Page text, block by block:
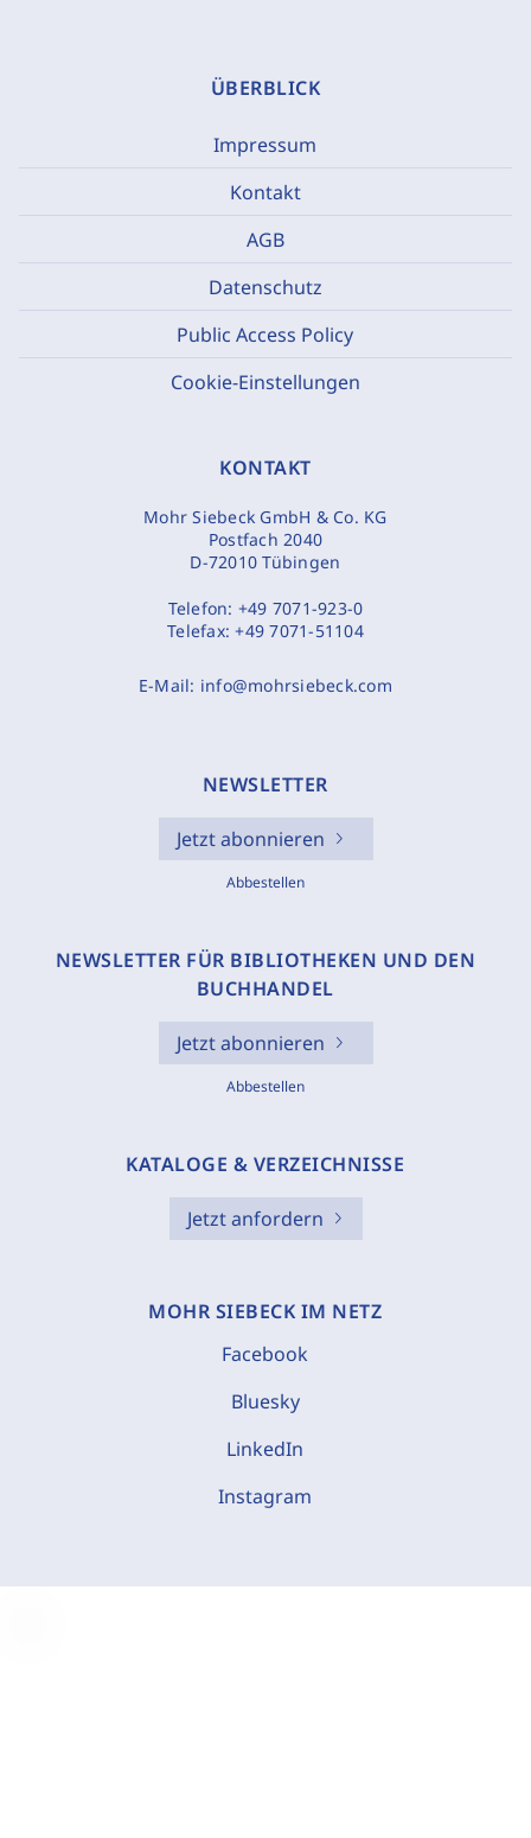
ÜBERBLICK
Impressum
Kontakt
AGB
Datenschutz
Public Access Policy
Cookie-Einstellungen
KONTAKT
Mohr Siebeck GmbH & Co. KG
Postfach 2040
D-72010 Tübingen
Telefon: +49 7071-923-0
Telefax:+49 7071-51104
E-Mail: info@mohrsiebeck.com
NEWSLETTER
Jetzt abonnieren
Abbestellen
NEWSLETTER FÜR BIBLIOTHEKEN UND DEN
BUCHHANDEL
Jetzt abonnieren
Abbestellen
KATALOGE & VERZEICHNISSE
Jetzt anfordern
MOHR SIEBECK IM NETZ
Facebook
Bluesky
LinkedIn
Instagram